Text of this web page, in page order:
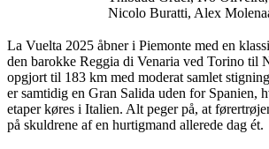
Nicolo Buratti, Alex
La Vuelta 2025 åbner i Piemonte med en
den barokke Reggia di Venaria ved Torino til
opgjort til 183 km med moderat samlet
er samtidig en Gran Salida uden for Spanien,
etaper køres i Italien. Alt peger på, at
på skuldrene af en hurtigmand allerede dag ét.